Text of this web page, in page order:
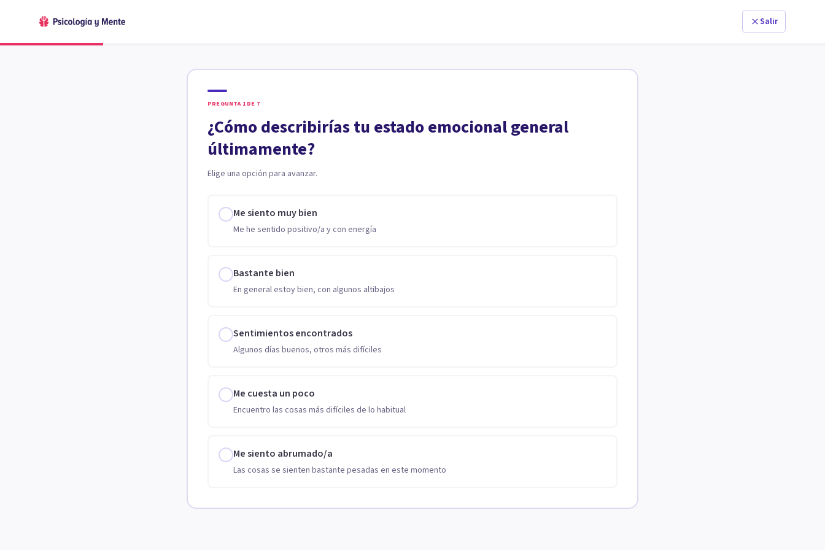
Salir
PREGUNTA 1 DE 7
¿Cómo describirías tu estado emocional general
últimamente?
Elige una opción para avanzar.
Me siento muy bien
Me he sentido positivo/a y con energía
Bastante bien
En general estoy bien, con algunos altibajos
Sentimientos encontrados
Algunos días buenos, otros más difíciles
Me cuesta un poco
Encuentro las cosas más difíciles de lo habitual
Me siento abrumado/a
Las cosas se sienten bastante pesadas en este momento